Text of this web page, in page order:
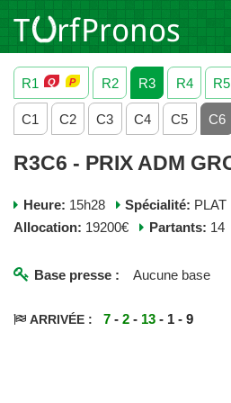
R1
R2 R3 R4 R5
C1 C2 C3 C4 C5 C6
Heure: 15h28 Spécialité: PLAT
Allocation: 19200€ Partants: 14
Base presse : Aucune base
ARRIVÉE : 7 -2 - 13 - 1 - 9